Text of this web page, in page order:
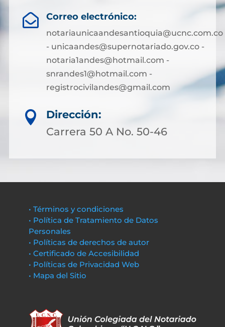
 Correo electrónico:
notariaunicaandesantioquia@ucnc.com.co
- unicaandes@supernotariado.gov.co -
notaria1andes@hotmail.com -
snrandes1@hotmail.com -
registrocivilandes@gmail.com

Dirección:
Carrera 50 A No. 50-46
• Términos y condiciones
• Política de Tratamiento de Datos
Personales
• Políticas de derechos de autor
• Certificado de Accesibilidad
• Políticas de Privacidad Web
• Mapa del Sitio